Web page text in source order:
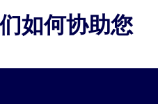
如何协助您